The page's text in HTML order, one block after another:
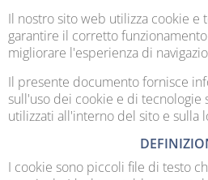
Il nostro sito web utilizza cookie e
garantire il corretto
migliorare l'esperienza di
Il presente documento fornisce
sull'uso dei cookie e di tecnologie
utilizzati all'interno del sito e sulla
I cookie sono piccoli file di testo